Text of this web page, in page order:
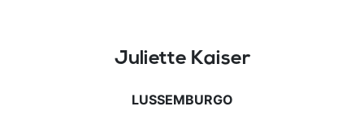
Juliette Kaiser
LUSSEMBURGO